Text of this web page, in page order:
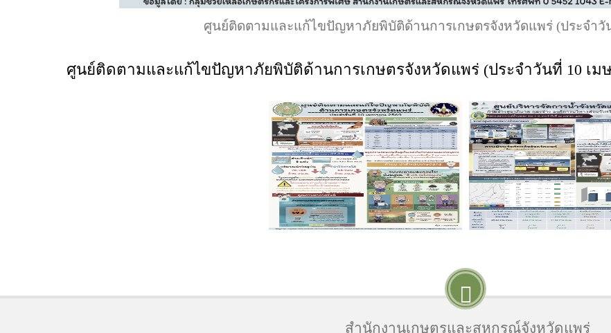
ศูนย์ติดตามและแก้ไขปัญหาภัยพิบัติด้านการเกษตรจังหวัดแพร่ (ประจำวั
ศูนย์ติดตามและแก้ไขปัญหาภัยพิบัติด้านการเกษตรจังหวัดแพร่ (ประจำวันที่ 10 เมษ
สำนักงานเกษตรและสหกรณ์จังหวัดแพร่